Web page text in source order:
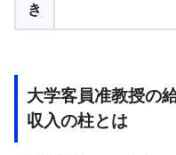
き
大学客員准教授の
収入の柱とは